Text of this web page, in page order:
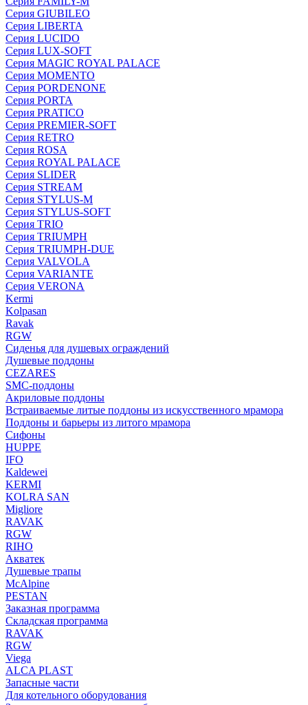
Серия GIUBILEO
Серия LIBERTA
Серия LUCIDO
Серия LUX-SOFT
Серия MAGIC ROYAL PALACE
Серия MOMENTO
Серия PORDENONE
Серия PORTA
Серия PRATICO
Серия PREMIER-SOFT
Серия RETRO
Серия ROSA
Серия ROYAL PALACE
Серия SLIDER
Серия STREAM
Серия STYLUS-M
Серия STYLUS-SOFT
Серия TRIO
Серия TRIUMPH
Серия TRIUMPH-DUE
Серия VALVOLA
Серия VARIANTE
Серия VERONA
Kermi
Kolpasan
Ravak
RGW
Сиденья для душевых ограждений
Душевые поддоны
CEZARES
SMC-поддоны
Акриловые поддоны
Встраиваемые литые поддоны из искусственного мрамора
Поддоны и барьеры из литого мрамора
Сифоны
HUPPE
IFO
Kaldewei
KERMI
KOLRA SAN
Migliore
RAVAK
RGW
RIHO
Акватек
Душевые трапы
McAlpine
PESTAN
Заказная программа
Складская программа
RAVAK
RGW
Viega
АLCA PLAST
Запасные части
Для котельного оборудования